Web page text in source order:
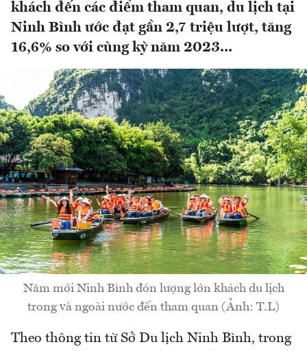
khách đến các điểm tham quan, du lịch tại
Ninh Bình ước đạt gần 2,7 triệu lượt, tăng
16,6% so với cùng kỳ năm 2023...
Năm mới Ninh Bình đón lượng lớn khách du lịch
trong và ngoài nước đến tham quan (Ảnh: T.L)
Theo thông tin từ Sở Du lịch Ninh Bình, trong